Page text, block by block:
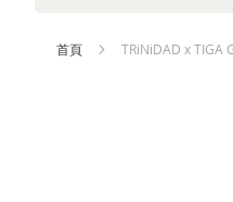
首頁 TRiNiDAD x TIGA